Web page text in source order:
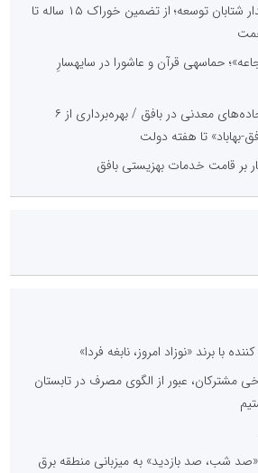
سنگ‌آهن مرکزی در مدار شتابان توسعه؛ از تضمین خوراک ۱۵ ساله تا
حماسهی قرآن و عاشورا در سایهسارِ
خداحافظی با کابوس جاده‌های معدنی در بافق / بهره‌برداری از ۶
بهاباد» تا هفته دولت
بر قامت خدمات بهزیستی بافق
با برند «نوزاد امروز، نابغه فردا»
مشترکان، عبور از الگوی مصرف در تابستان
شب، صد بازدید» به میزبانی منطقه برق